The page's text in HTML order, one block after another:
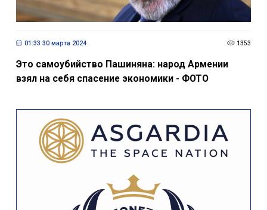
01:33 30 марта 2024 1353
Это самоубийство Пашиняна: народ Армении
взял на себя спасение экономики - ФОТО